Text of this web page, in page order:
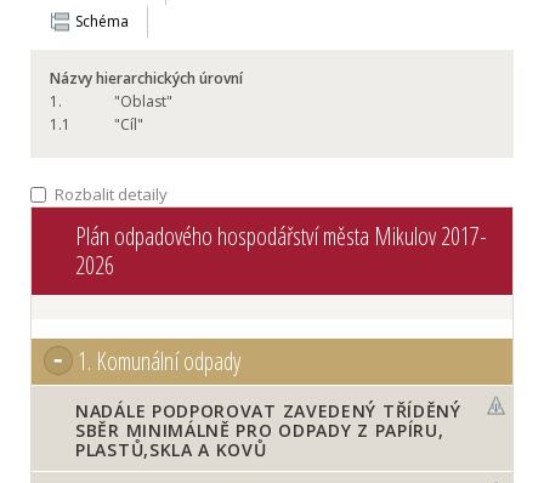
Schéma
Názvy hierarchických úrovní
1.
"Oblast"
1.1 "Cíl"
Rozbalit detaily
Plán odpadového hospodářství města Mikulov 2017-
2026
1. Komunální odpady
NADÁLE PODPOROVAT ZAVEDENÝ TŘÍDĚNÝ
SBĚR MINIMÁLNĚ PRO ODPADY Z PAPÍRU,
PLASTŮ,SKLA A KOVŮ